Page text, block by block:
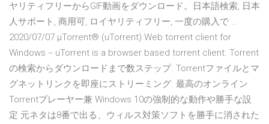
ヤリティフリーからGIF動画をダウンロード。日本語検索, 日本
人サポート, 商用可, ロイヤリティフリー, 一度の購入で …
2020/07/07 µTorrent® (uTorrent) Web torrent client for
Windows -- uTorrent is a browser based torrent client. Torrent
の検索からダウンロードまで数ステップ. Torrentファイルとマ
グネットリンクを即座にストリーミング. 最高のオンライン
Torrentプレーヤー兼 Windows 10の強制的な動作や勝手な設
定 元ネタは8番で出る、ウィルス対策ソフトを勝手に消された